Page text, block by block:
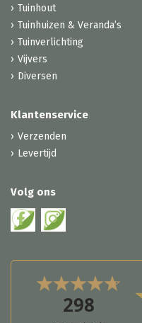
Tuinhout
Tuinhuizen & Veranda’s
Tuinverlichting
Vijvers
Diversen
Klantenservice
Verzenden
Levertijd
Volg ons